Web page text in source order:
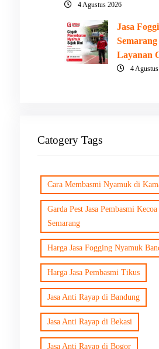
4 Agustus 2026
Jasa
Layanan
4
Catogery Tags
Cara Membasmi Nyamuk di
Garda Pest Jasa Pembasmi
Semarang
Harga Jasa Fogging Nyamuk
Harga Jasa Pembasmi Tikus
Jasa Anti Rayap di Bandung
Jasa Anti Rayap di Bekasi
Jasa Anti Rayap di Bogor